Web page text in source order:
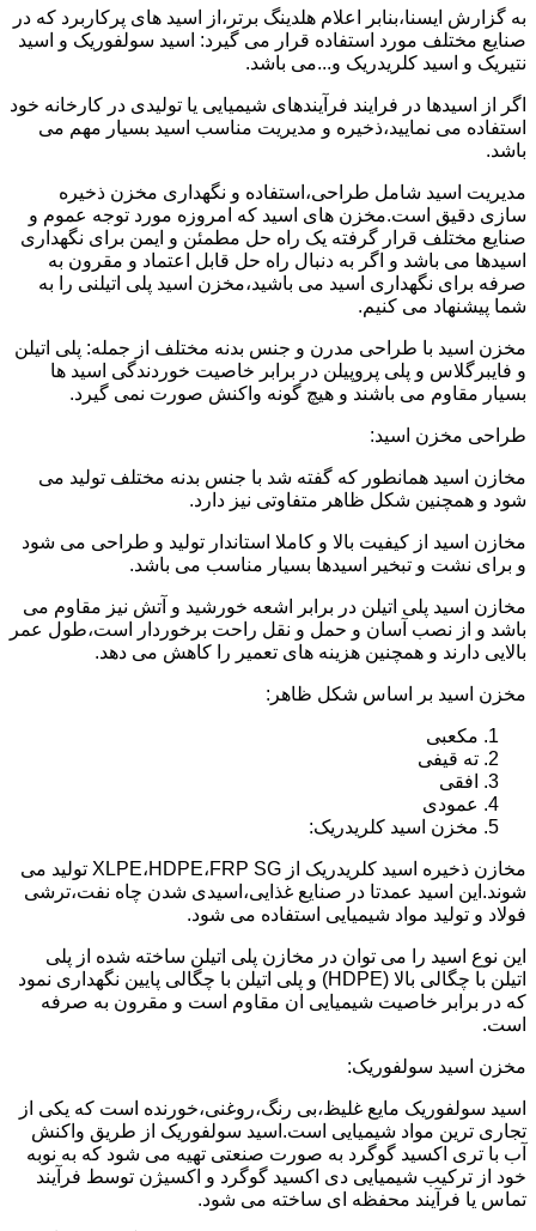
به گزارش ایسنا،بنابر اعلام هلدینگ برتر،از اسید های پرکاربرد که در
صنایع مختلف مورد استفاده قرار می گیرد: اسید سولفوریک و اسید
نتیریک و اسید کلریدریک و...می باشد.
اگر از اسیدها در فرایند فرآیندهای شیمیایی یا تولیدی در کارخانه خود
استفاده می نمایید،ذخیره و مدیریت مناسب اسید بسیار مهم می
باشد.
مدیریت اسید شامل طراحی،استفاده و نگهداری مخزن ذخیره
سازی دقیق است.مخزن های اسید که امروزه مورد توجه عموم و
صنایع مختلف قرار گرفته یک راه حل مطمئن و ایمن برای نگهداری
اسیدها می باشد و اگر به دنبال راه حل قابل اعتماد و مقرون به
صرفه برای نگهداری اسید می باشید،مخزن اسید پلی اتیلنی را به
شما پیشنهاد می کنیم.
مخزن اسید با طراحی مدرن و جنس بدنه مختلف از جمله: پلی اتیلن
و فایبرگلاس و پلی پروپیلن در برابر خاصیت خوردندگی اسید ها
بسیار مقاوم می باشند و هیچ گونه واکنش صورت نمی گیرد.
طراحی مخزن اسید:
مخازن اسید همانطور که گفته شد با جنس بدنه مختلف تولید می
شود و همچنین شکل ظاهر متفاوتی نیز دارد.
مخازن اسید از کیفیت بالا و کاملا استاندار تولید و طراحی می شود
و برای نشت و تبخیر اسیدها بسیار مناسب می باشد.
مخازن اسید پلی اتیلن در برابر اشعه خورشید و آتش نیز مقاوم می
باشد و از نصب آسان و حمل و نقل راحت برخوردار است،طول عمر
بالایی دارند و همچنین هزینه های تعمیر را کاهش می دهد.
مخزن اسید بر اساس شکل ظاهر:
مکعبی
ته قیفی
افقی
عمودی
مخزن اسید کلریدریک:
مخازن ذخیره اسید کلریدریک از XLPE،HDPE،FRP SG تولید می
شوند.این اسید عمدتا در صنایع غذایی،اسیدی شدن چاه نفت،ترشی
فولاد و تولید مواد شیمیایی استفاده می شود.
این نوع اسید را می توان در مخازن پلی اتیلن ساخته شده از پلی
اتیلن با چگالی بالا (HDPE) و پلی اتیلن با چگالی پایین نگهداری نمود
که در برابر خاصیت شیمیایی ان مقاوم است و مقرون به صرفه
است.
مخزن اسید سولفوریک:
اسید سولفوریک مایع غلیظ،بی رنگ،روغنی،خورنده است که یکی از
تجاری ترین مواد شیمیایی است.اسید سولفوریک از طریق واکنش
آب با تری اکسید گوگرد به صورت صنعتی تهیه می شود که به نوبه
خود از ترکیب شیمیایی دی اکسید گوگرد و اکسیژن توسط فرآیند
تماس یا فرآیند محفظه ای ساخته می شود.